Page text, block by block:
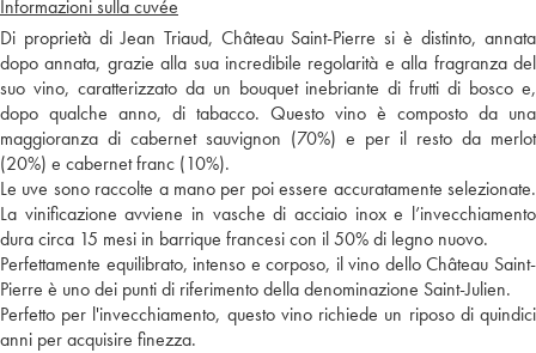
Informazioni sulla cuvée
Di proprietà di Jean Triaud, Château Saint-Pierre si è distinto, annata
dopo annata, grazie alla sua incredibile regolarità e alla fragranza del
suo vino, caratterizzato da un bouquet inebriante di frutti di bosco e,
dopo qualche anno, di tabacco. Questo vino è composto da una
maggioranza di cabernet sauvignon (70%) e per il resto da merlot
(20%) e cabernet franc (10%).
Le uve sono raccolte a mano per poi essere accuratamente selezionate.
La vinificazione avviene in vasche di acciaio inox e l’invecchiamento
dura circa 15 mesi in barrique francesi con il 50% di legno nuovo.
Perfettamente equilibrato, intenso e corposo, il vino dello Château Saint-
Pierre è uno dei punti di riferimento della denominazione Saint-Julien.
Perfetto per l'invecchiamento, questo vino richiede un riposo di quindici
anni per acquisire finezza.